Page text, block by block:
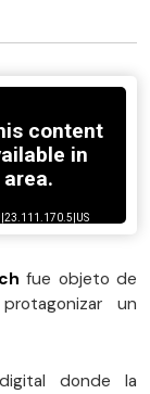
fue objeto de
un
donde la